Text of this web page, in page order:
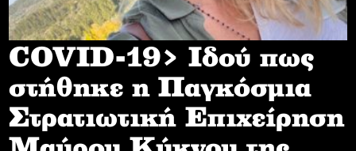
COVID-19> Iδού πως
στήθηκε η Παγκόσμια
Στρατιωτική Επιχείρηση